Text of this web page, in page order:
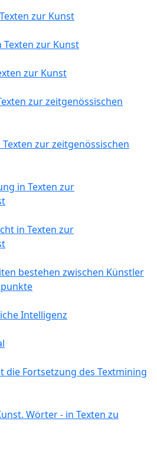
zur Kunst
zur Kunst
zur Kunst
zur zeitgenössischen
zur zeitgenössischen
in Texten zur
in Texten zur
bestehen zwischen Künstler
Intelligenz
die Fortsetzung des Textmining
Wörter - in Texten zu